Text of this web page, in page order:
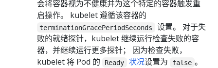
会将容器视为不健康并为这个特定的容器触发重
启操作。 kubelet 遵循该容器的
terminationGracePeriodSeconds
设置。 对于失
败的就绪探针，kubelet 继续运行检查失败的容
器，并继续运行更多探针； 因为检查失败，
kubelet 将 Pod 的
Ready 状况设置为 false 。